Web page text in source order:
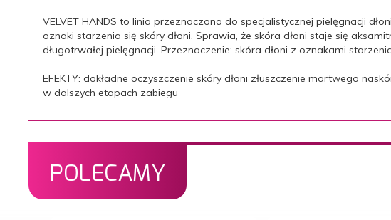
VELVET HANDS to linia przeznaczona do specjalistycznej pielęgnacji
oznaki starzenia się skóry dłoni. Sprawia, że skóra dłoni staje się
długotrwałej pielęgnacji. Przeznaczenie: skóra dłoni z oznakami
EFEKTY: dokładne oczyszczenie skóry dłoni złuszczenie martwego
w dalszych etapach zabiegu
POLECAMY